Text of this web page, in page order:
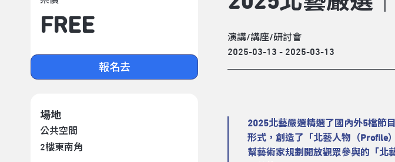
FREE
報名去
場地
公共空間
2樓東南角
演講/講座/研討會
2025-03-13 - 2025-03-13
2025北藝嚴選精選了國內外5檔節
形式，創造了「北藝人物（Profile
幫藝術家規劃開放觀眾參與的「北